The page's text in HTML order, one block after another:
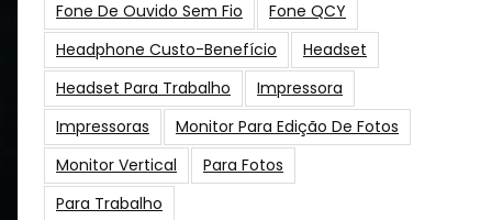
Fone De Ouvido Sem Fio
Fone QCY
Headphone Custo-Benefício
Headset
Headset Para Trabalho
Impressora
Impressoras
Monitor Para Edição De Fotos
Monitor Vertical
Para Fotos
Para Trabalho